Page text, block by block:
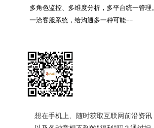
多角色监控、多维度分析，多平台统一管理。
一洽客服系统，给沟通多一种可能~~
想在手机上、随时获取互联网前沿资讯